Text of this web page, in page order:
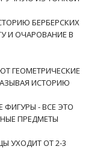
БЕРБЕРСКИХ
И ОЧАРОВАНИЕ В
ГЕОМЕТРИЧЕСКИЕ
ИСТОРИЮ
- ВСЕ ЭТО
ПРЕДМЕТЫ
УХОДИТ ОТ 2-3